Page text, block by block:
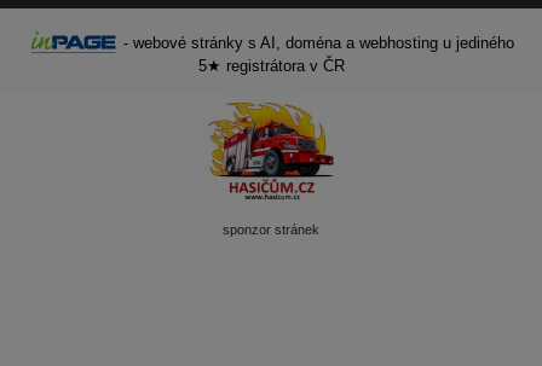
- webové stránkys AI, doménaa webhostingu jediného
5★ registrátora v ČR
sponzor stránek